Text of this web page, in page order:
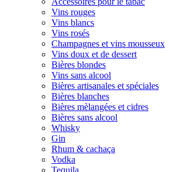
Vins rouges
Vins blancs
Vins rosés
Champagnes et vins mousseux
Vins doux et de dessert
Bières blondes
Vins sans alcool
Bières artisanales et spéciales
Bières blanches
Bières mèlangées et cidres
Bières sans alcool
Whisky
Gin
Rhum & cachaça
Vodka
Tequila